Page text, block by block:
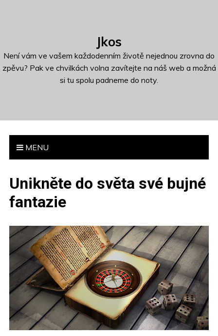
o
Jkos
Není vám ve vašem každodenním životě nejednou zrovna do
zpěvu? Pak ve chvilkách volna zavítejte na náš web a možná
si tu spolu padneme do noty.
MENU
Unikněte do světa své bujné
fantazie